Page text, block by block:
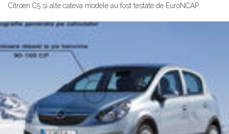
Citroen C5 si alte cateva modele au fost testate de EuroNCAP.